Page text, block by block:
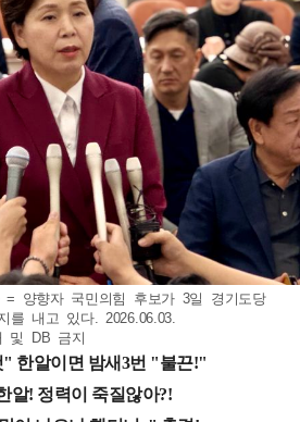
= 양향자 국민의힘 후보가 3일 경기도당
를 내고 있다. 2026.06.03.
및 DB 금지